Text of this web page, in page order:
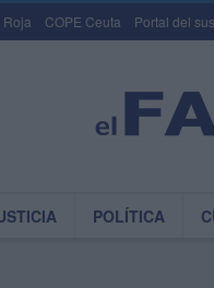
Roja COPE Ceuta Portal del
POLÍTICA